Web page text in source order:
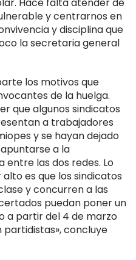
y centrarnos en
y disciplina que
la secretaria general
los motivos que
de la huelga.
que algunos sindicatos
a trabajadores
y se hayan dejado
a la
entre las dos redes. Lo
es que los sindicatos
y concurren a las
puedan poner un
a partir del 4 de marzo
concluye